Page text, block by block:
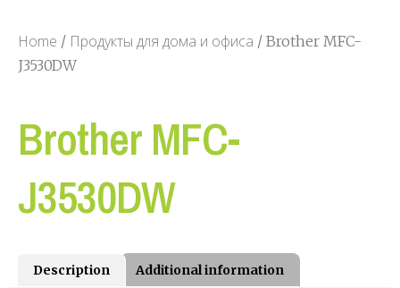
Home / Продукты для дома и офиса / Brother MFC-
J3530DW
Brother MFC-
J3530DW
Description Additional information